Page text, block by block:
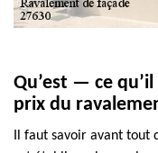
Qu’est — ce
prix du
Il faut savoir avant tout